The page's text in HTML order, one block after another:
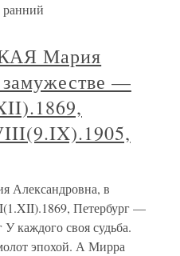
Мария
замужестве —
в
Петербург —
каждого своя судьба.
эпохой. А Мирра